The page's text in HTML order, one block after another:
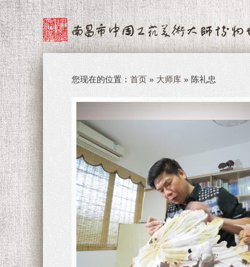
您现在的位置：首页 » 大师库 » 陈礼忠